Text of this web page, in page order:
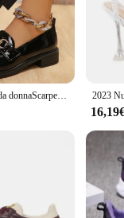
Mocassini piatti da donnaScarpe piccole in pelle a testa tonda retrò Suola morbida Commercio estero Tendenza di grandi dimensioni Zapatos Baratos Liquidaci...